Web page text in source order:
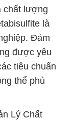
chất lượng
là
Đảm
được yêu
tiêu chuẩn
thể phủ
Lý Chất